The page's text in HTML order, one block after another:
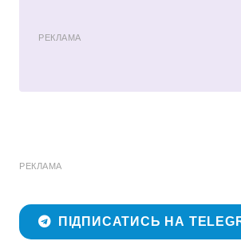
РЕКЛАМА
РЕКЛАМА
ПІДПИСАТИСЬ НА